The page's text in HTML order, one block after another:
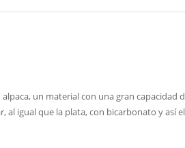
un material con una gran capacidad
al igual que la plata, con bicarbonato y así